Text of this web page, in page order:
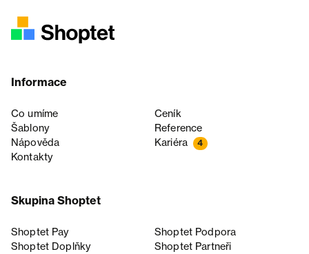
Informace
Co umíme
Ceník
Šablony
Reference
Nápověda
Kariéra 4
Kontakty
Skupina Shoptet
Shoptet Pay
Shoptet Podpora
Shoptet Doplňky
Shoptet Partneři